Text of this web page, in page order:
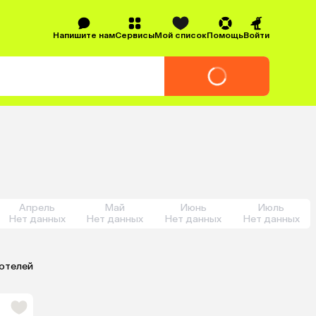
Напишите намСервисыМой списокПомощьВойти
Апрель
Нет данных
Май
Нет данных
Июнь
Нет данных
Июль
Нет данных